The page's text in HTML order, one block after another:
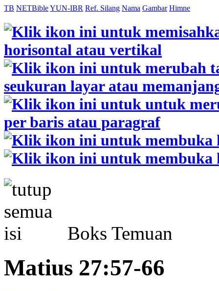
TB NETBibleYUN-IBR Ref. Silang Nama Gambar Himne
Boks Temuan
Matius 27:57-66